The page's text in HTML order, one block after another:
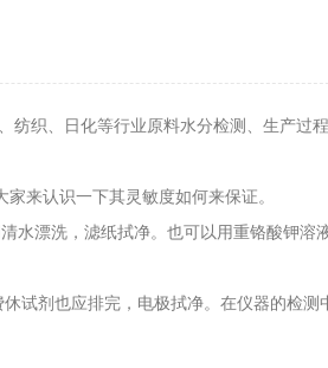
纺织、日化等行业原料水分检测、生产过
来认识一下其灵敏度如何来保证。
漂洗，滤纸拭净。也可以用重铬酸钾溶
试剂也应排完，电极拭净。在仪器的检测